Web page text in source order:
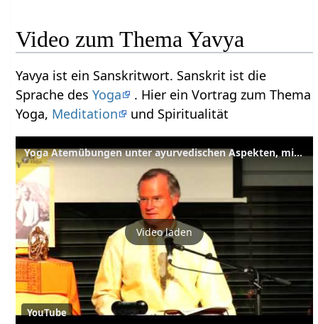
Video zum Thema Yavya
Yavya ist ein Sanskritwort. Sanskrit ist die
Sprache desYoga
. Hier ein Vortrag zum Thema
Yoga, Meditation und Spiritualität
Yoga Atemübungen unter ayurvedischen Aspekten, mit Sukadev
Video laden
YouTube